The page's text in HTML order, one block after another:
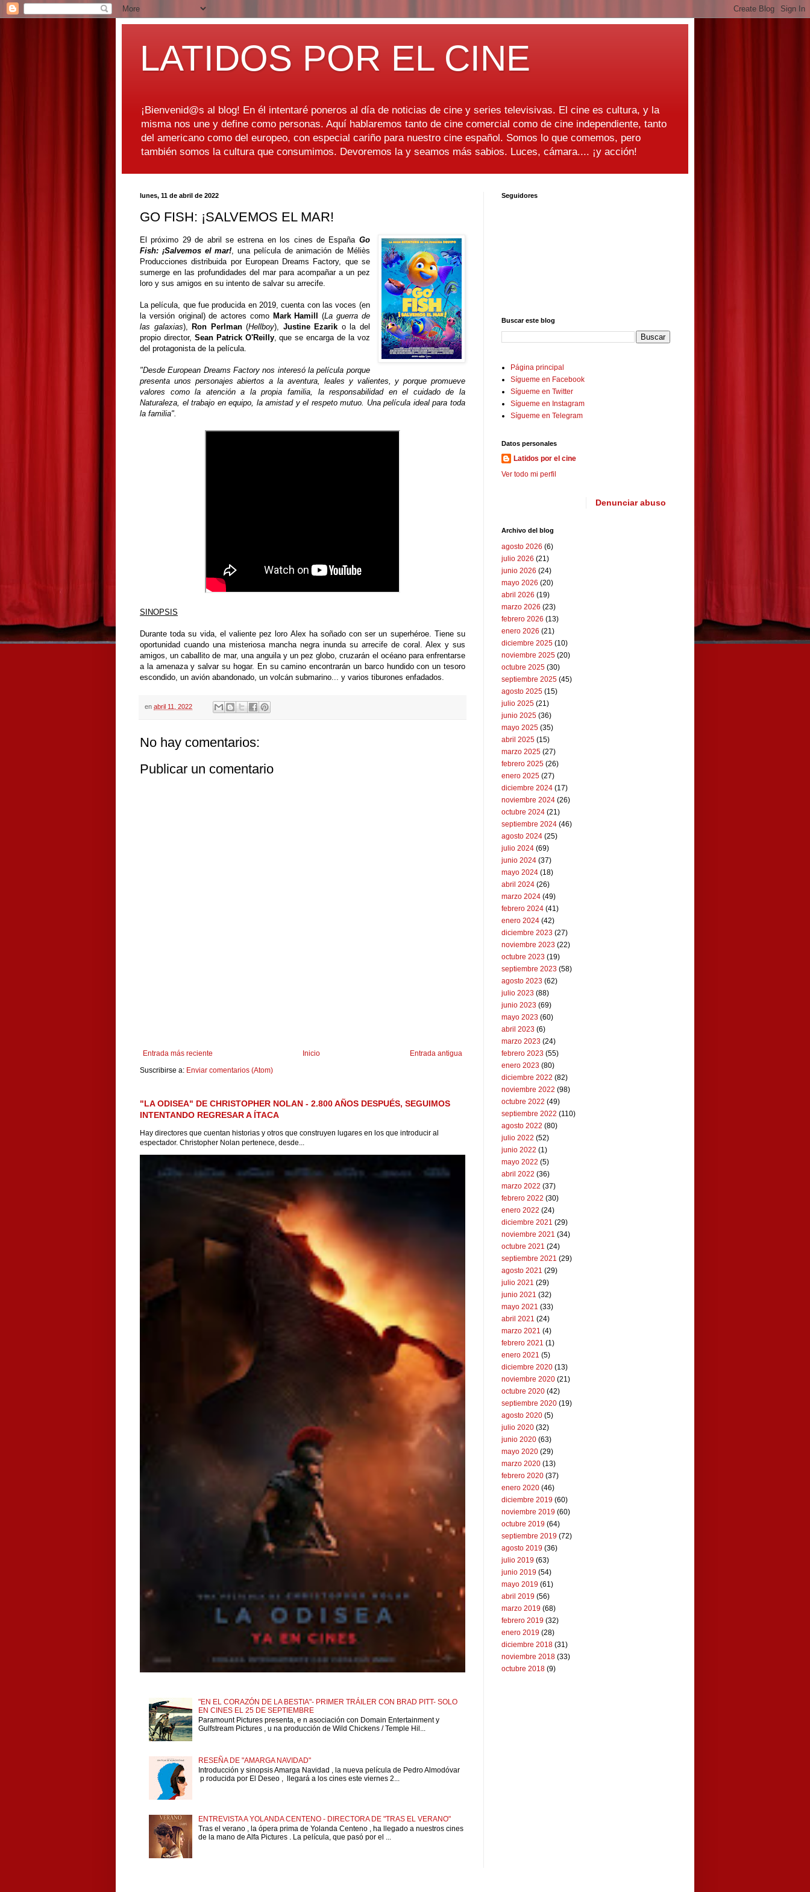
LATIDOS POR EL CINE
¡Bienvenid@s al blog! En él intentaré poneros al día de noticias de cine y series televisivas. El cine es cultura, y la
misma nos une y define como personas. Aquí hablaremos tanto de cine comercial como de cine independiente, tanto
del americano como del europeo, con especial cariño para nuestro cine español. Somos lo que comemos, pero
también somos la cultura que consumimos. Devoremos la y seamos más sabios. Luces, cámara.... ¡y acción!
lunes, 11 de abril de 2022
GO FISH: ¡SALVEMOS EL MAR!
El próximo 29 de abril se estrena en los cines de España Go
Fish: ¡Salvemos el mar!, una película de animación de Méliès
Producciones distribuida por European Dreams Factory, que se
sumerge en las profundidades del mar para acompañar a un pez
loro y sus amigos en su intento de salvar su arrecife.
La película, que fue producida en 2019, cuenta con las voces (en
la versión original) de actores como Mark Hamill (La guerra de
las galaxias), Ron Perlman(Hellboy), Justine Ezarik o la del
propio director, Sean Patrick O'Reilly, que se encarga de la voz
del protagonista de la película.
"Desde European Dreams Factory nos interesó la película porque
presenta unos personajes abiertos a la aventura, leales y valientes, y porque promueve
valores como la atención a la propia familia, la responsabilidad en el cuidado de la
Naturaleza, el trabajo en equipo, la amistad y el respeto mutuo. Una película ideal para toda
la familia".
SINOPSIS
Durante toda su vida, el valiente pez loro Alex ha soñado con ser un superhéroe. Tiene su
oportunidad cuando una misteriosa mancha negra inunda su arrecife de coral. Alex y sus
amigos, un caballito de mar, una anguila y un pez globo, cruzarán el océano para enfrentarse
a la amenaza y salvar su hogar. En su camino encontrarán un barco hundido con un tesoro
escondido, un avión abandonado, un volcán submarino... y varios tiburones enfadados.
en abril 11, 2022
No hay comentarios:
Publicar un comentario
Entrada más reciente Entrada antigua
Inicio
Suscribirse a: Enviar comentarios (Atom)
"LA ODISEA" DE CHRISTOPHER NOLAN - 2.800 AÑOS DESPUÉS, SEGUIMOS
INTENTANDO REGRESAR A ÍTACA
Hay directores que cuentan historias y otros que construyen lugares en los que introducir al
espectador. Christopher Nolan pertenece, desde...
"EN EL CORAZÓN DE LA BESTIA"- PRIMER TRÁILER CON BRAD PITT- SOLO
EN CINES EL 25 DE SEPTIEMBRE
Paramount Pictures presenta, e n asociación con Domain Entertainment y
Gulfstream Pictures , u na producción de Wild Chickens / Temple Hil...
RESEÑA DE "AMARGA NAVIDAD"
Introducción y sinopsis Amarga Navidad , la nueva película de Pedro Almodóvar
p roducida por El Deseo , llegará a los cines este viernes 2...
ENTREVISTA A YOLANDA CENTENO - DIRECTORA DE "TRAS EL VERANO"
Tras el verano , la ópera prima de Yolanda Centeno , ha llegado a nuestros cines
de la mano de Alfa Pictures . La película, que pasó por el ...
Seguidores
Buscar este blog
Página principal
Sígueme en Facebook
Sígueme en Twitter
Sígueme en Instagram
Sígueme en Telegram
Datos personales
Latidos por el cine
Ver todo mi perfil
Denunciar abuso
Archivo del blog
agosto 2026 (6)
julio 2026 (21)
junio 2026 (24)
mayo 2026 (20)
abril 2026 (19)
marzo 2026 (23)
febrero 2026 (13)
enero 2026 (21)
diciembre 2025 (10)
noviembre 2025 (20)
octubre 2025 (30)
septiembre 2025 (45)
agosto 2025 (15)
julio 2025 (21)
junio 2025 (36)
mayo 2025 (35)
abril 2025 (15)
marzo 2025 (27)
febrero 2025 (26)
enero 2025 (27)
diciembre 2024 (17)
noviembre 2024 (26)
octubre 2024 (21)
septiembre 2024 (46)
agosto 2024 (25)
julio 2024 (69)
junio 2024 (37)
mayo 2024 (18)
abril 2024 (26)
marzo 2024 (49)
febrero 2024 (41)
enero 2024 (42)
diciembre 2023 (27)
noviembre 2023 (22)
octubre 2023 (19)
septiembre 2023 (58)
agosto 2023 (62)
julio 2023 (88)
junio 2023 (69)
mayo 2023 (60)
abril 2023 (6)
marzo 2023 (24)
febrero 2023 (55)
enero 2023 (80)
diciembre 2022 (82)
noviembre 2022 (98)
octubre 2022 (49)
septiembre 2022 (110)
agosto 2022 (80)
julio 2022 (52)
junio 2022 (1)
mayo 2022 (5)
abril 2022 (36)
marzo 2022 (37)
febrero 2022 (30)
enero 2022 (24)
diciembre 2021 (29)
noviembre 2021 (34)
octubre 2021 (24)
septiembre 2021 (29)
agosto 2021 (29)
julio 2021 (29)
junio 2021 (32)
mayo 2021 (33)
abril 2021 (24)
marzo 2021 (4)
febrero 2021 (1)
enero 2021 (5)
diciembre 2020 (13)
noviembre 2020 (21)
octubre 2020 (42)
septiembre 2020 (19)
agosto 2020 (5)
julio 2020 (32)
junio 2020 (63)
mayo 2020 (29)
marzo 2020 (13)
febrero 2020 (37)
enero 2020 (46)
diciembre 2019 (60)
noviembre 2019 (60)
octubre 2019 (64)
septiembre 2019 (72)
agosto 2019 (36)
julio 2019 (63)
junio 2019 (54)
mayo 2019 (61)
abril 2019 (56)
marzo 2019 (68)
febrero 2019 (32)
enero 2019 (28)
diciembre 2018 (31)
noviembre 2018 (33)
octubre 2018 (9)